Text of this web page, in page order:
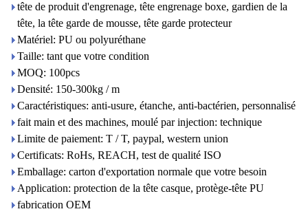
tête de produit d'engrenage, tête engrenage boxe, gardien de la
tête, la tête garde de mousse, tête garde protecteur
Matériel: PU ou polyuréthane
Taille: tant que votre condition
MOQ: 100pcs
Densité: 150-300kg / m
Caractéristiques: anti-usure, étanche, anti-bactérien, personnalisé
fait main et des machines, moulé par injection: technique
Limite de paiement: T / T, paypal, western union
Certificats: RoHs, REACH, test de qualité ISO
Emballage: carton d'exportation normale que votre besoin
Application: protection de la tête casque, protège-tête PU
fabrication OEM